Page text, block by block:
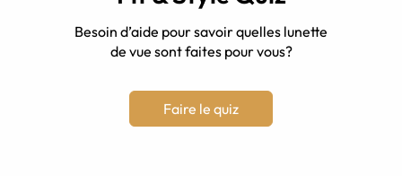
Besoin d’aide pour savoir quelles lunette
de vue sont faites pour vous?
Faire le quiz